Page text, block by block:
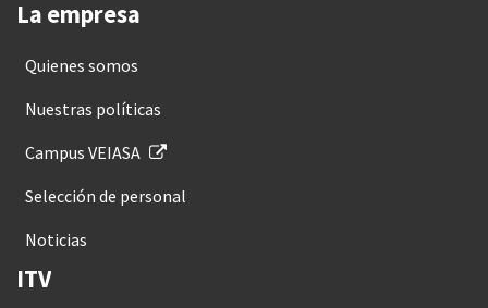
La empresa
Quienes somos
Nuestras políticas
Campus VEIASA
Selección de personal
Noticias
ITV